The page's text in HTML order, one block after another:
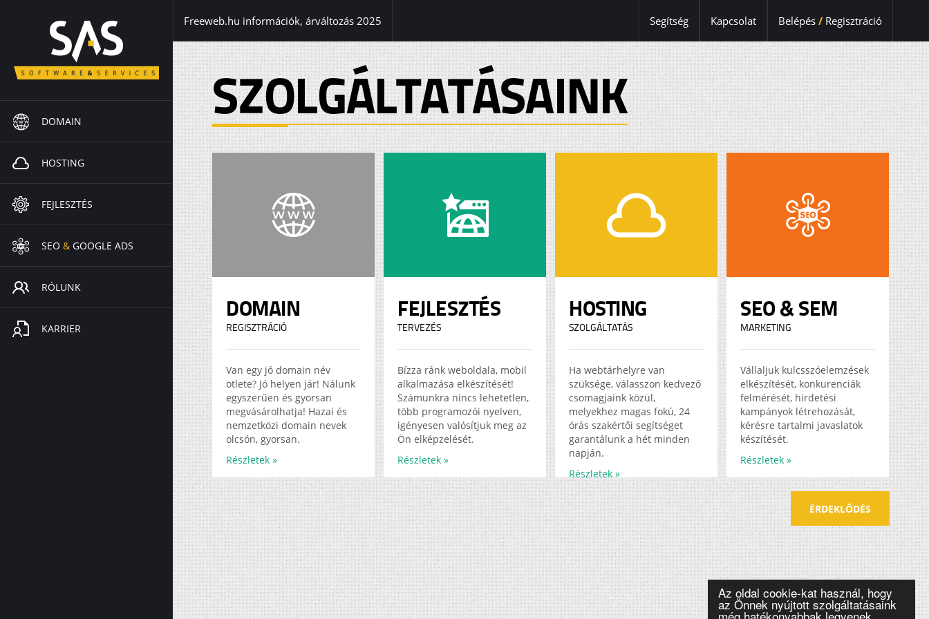
Az oldal cookie-kat használ, hogy
az Önnek nyújtott szolgáltatásaink
DOMAIN
HOSTING
FEJLESZTÉS
SEO & GOOGLE ADS
RÓLUNK
KARRIER
Freeweb.hu információk, árváltozás 2025 Segítség Kapcsolat Belépés /Regisztráció
SZOLGÁLTATÁSAINK
DOMAIN
REGISZTRÁCIÓ
Van egy jó domain név
ötlete? Jó helyen jár! Nálunk
egyszerűen és gyorsan
megvásárolhatja! Hazai és
nemzetközi domain nevek
olcsón, gyorsan.
Részletek »
FEJLESZTÉS
TERVEZÉS
Bízza ránk weboldala, mobil
alkalmazása elkészítését!
Számunkra nincs lehetetlen,
több programozói nyelven,
igényesen valósítjuk meg az
Ön elképzelését.
Részletek »
HOSTING
SZOLGÁLTATÁS
Ha webtárhelyre van
szüksége, válasszon kedvező
csomagjaink közül,
melyekhez magas fokú, 24
órás szakértői segítséget
garantálunk a hét minden
napján.
Részletek »
SEO & SEM
MARKETING
Vállaljuk kulcsszóelemzések
elkészítését, konkurenciák
felmérését, hirdetési
kampányok létrehozását,
kérésre tartalmi javaslatok
készítését.
Részletek »
ÉRDEKLŐDÉS